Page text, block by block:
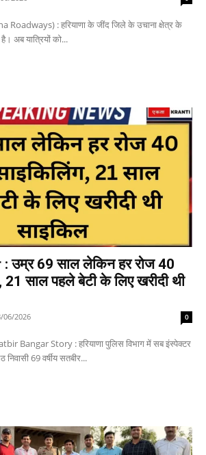
Roadways) : हरियाणा के जींद जिले के उचाना क्षेत्र के
अब यात्रियों को...
उम्र 69 साल लेकिन हर रोज 40
21 साल पहले बेटी के लिए खरीदी थी
06/2026 0
Bangar Story : हरियाणा पुलिस विभाग में सब इंस्पेक्टर
69 वर्षीय सतबीर...